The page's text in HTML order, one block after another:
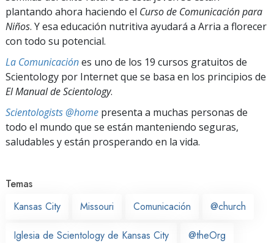
plantando ahora haciendo el Curso de Comunicación para
Niños. Y esa educación nutritiva ayudará a Arria a florecer
con todo su potencial.
La Comunicaciónes uno de los 19 cursos gratuitos de
Scientology por Internet que se basa en los principios de
El Manual de Scientology.
Scientologists @home presenta a muchas personas de
todo el mundo que se están manteniendo seguras,
saludables y están prosperando en la vida.
Temas
Kansas City
Missouri Comunicación @church
Iglesia de Scientology de Kansas City @theOrg